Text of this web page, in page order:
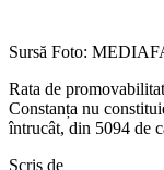
Sursă Foto:
Rata de
Constanța nu
întrucât, din 5094 de
Scris de